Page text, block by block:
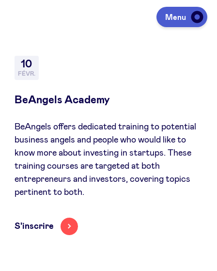
Menu
Lever des fonds
Portfolio
Agenda
10
FÉVR.
BeAngels Academy
BeAngels offers dedicated training to potential
business angels and people who would like to
know more about investing in startups. These
training courses are targeted at both
entrepreneurs and investors, covering topics
pertinent to both.
S'inscrire